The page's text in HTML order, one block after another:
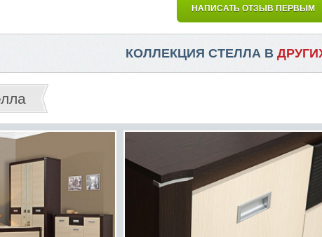
НАПИСАТЬ ОТЗЫВ ПЕРВЫМ
КОЛЛЕКЦИЯ СТЕЛЛА В